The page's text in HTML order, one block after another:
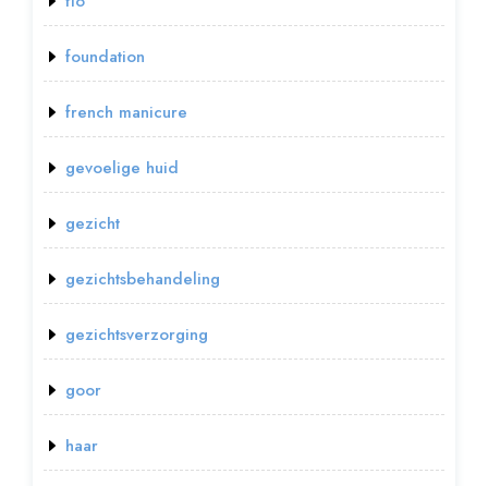
foundation
french manicure
gevoelige huid
gezicht
gezichtsbehandeling
gezichtsverzorging
goor
haar